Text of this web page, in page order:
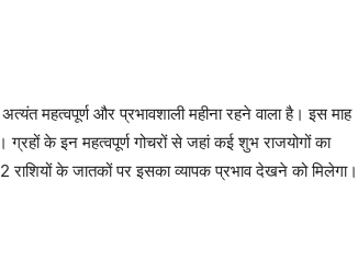
महत्वपूर्ण और प्रभावशाली महीना रहने वाला है। इस माह
के इन महत्वपूर्ण गोचरों से जहां कई शुभ राजयोगों का
राशियों के जातकों पर इसका व्यापक प्रभाव देखने को मिलेगा।